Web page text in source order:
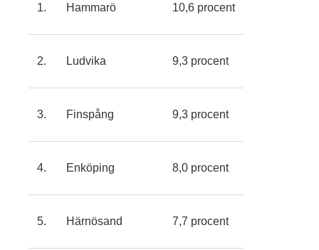
1. Hammarö 10,6 procent
2. Ludvika 9,3 procent
3. Finspång 9,3 procent
4. Enköping 8,0 procent
5. Härnösand 7,7 procent